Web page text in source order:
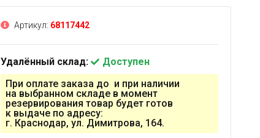
Артикул: 68117442
Удалённый склад:
Доступен
При оплате заказа до и при наличии
на выбранном складе в момент
резервирования товар будет готов
к выдаче по адресу:
г. Краснодар, ул. Димитрова, 164.